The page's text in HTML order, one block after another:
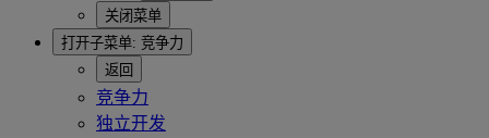
关闭菜单
打开子菜单: 竞争力
返回
竞争力
独立开发